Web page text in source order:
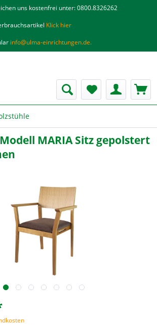
uns kostenfrei unter: 0800.8326262
Klick hier
info@ulma-einrichtungen.de.
MARIA Sitz gepolstert